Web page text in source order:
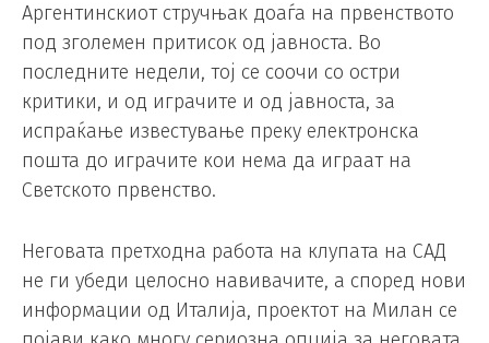
Аргентинскиот стручњак доаѓа на првенството
под зголемен притисок од јавноста. Во
последните недели, тој се соочи со остри
критики, и од играчите и од јавноста, за
испраќање известување преку електронска
пошта до играчите кои нема да играат на
Светското првенство.
Неговата претходна работа на клупата на САД
не ги убеди целосно навивачите, а според нови
информации од Италија, проектот на Милан се